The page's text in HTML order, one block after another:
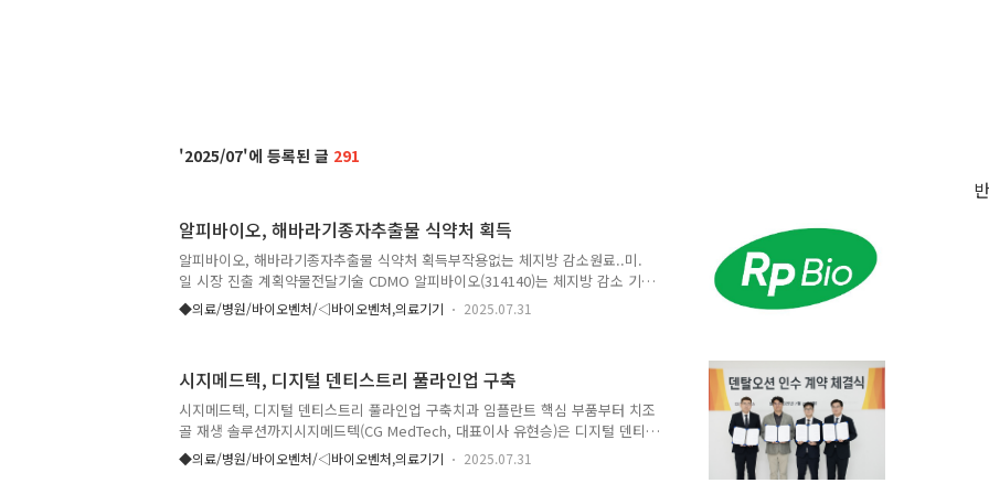
2025/07 291
알피바이오, 해바라기종자추출물 식약처 획득
알피바이오, 해바라기종자추출물 식약처 획득부작용없는 체지방 감소원료..미.
일 시장 진출 계획약물전달기술 CDMO 알피바이오(314140)는 체지방 감소 기능
성을 가진 ‘해바라기종자추출물’(Sunflower seed extract)에 대해 식품의약품
안전처 개별인정을 획득했다고 31일 밝혔다. 이번 기능성 원료 (개별인정번호 제
개발됐다. 안전성은 GLP 인증 독성평가기관에서 평가되었으며, 인체적용시험 결
과를 바탕으로 식약처 인정을 받았다. 가톨릭대학교 가정의학과 송상욱 교수 연
구팀이 수행한 임상시험에서, 과체중·비만 성인 100명을 대상으..
◆의료/병원/바이오벤처/◁바이오벤처,의료기기 2025.07.31
시지메드텍, 디지털 덴티스트리 풀라인업 구축
시지메드텍, 디지털 덴티스트리 풀라인업 구축치과 임플란트 핵심 부품부터 치조
골 재생 솔루션까지시지메드텍(CG MedTech, 대표이사 유현승)은 디지털 덴티
스트리 분야의 제조 경쟁력을 강화하기 위해 치과부품 제조 전문기업 ‘덴탈오
션’을 인수하고 계약 체결식을 진행했다고 31일 밝혔다. 이번 인수를 통해 시지
◆의료/병원/바이오벤처/◁바이오벤처,의료기기 2025.07.31